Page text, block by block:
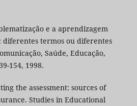
e a aprendizagem
diferentes termos ou diferentes
Saúde, Educação,
154, 1998.
the assessment: sources of
Studies in Educational